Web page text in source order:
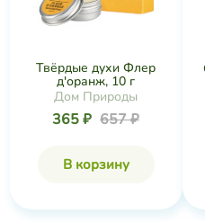
Твёрдые духи Флер
д'оранж, 10 г
Дом Природы
365 ₽ 657 ₽
В корзину